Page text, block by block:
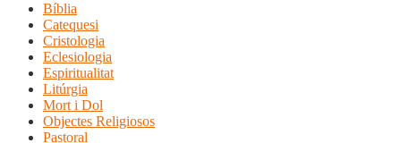
Bíblia
Catequesi
Cristologia
Eclesiologia
Espiritualitat
Litúrgia
Mort i Dol
Objectes Religiosos
Pastoral